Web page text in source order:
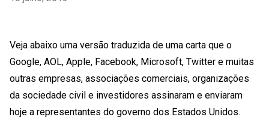
Veja abaixo uma versão traduzida de uma carta que o
Google, AOL, Apple, Facebook, Microsoft, Twitter e muitas
outras empresas, associações comerciais, organizações
da sociedade civil e investidores assinaram e enviaram
hoje a representantes do governo dos Estados Unidos.